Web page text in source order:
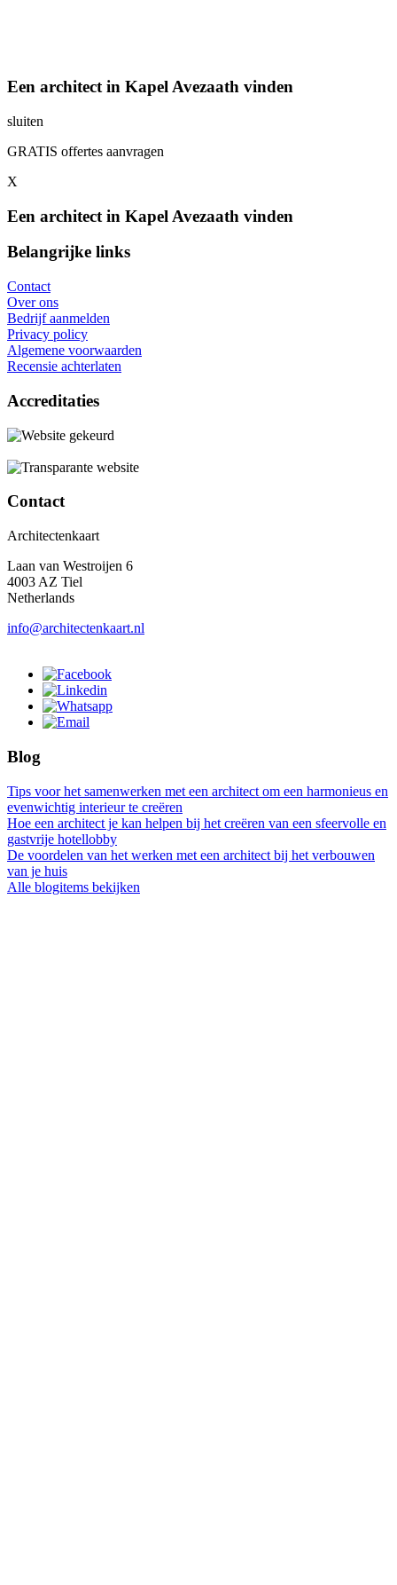
Een architect in Kapel Avezaath vinden
sluiten
GRATIS offertes aanvragen
X
Een architect in Kapel Avezaath vinden
Belangrijke links
Contact
Over ons
Bedrijf aanmelden
Privacy policy
Algemene voorwaarden
Recensie achterlaten
Accreditaties
Contact
Architectenkaart
Laan van Westroijen 6
4003 AZ Tiel
Netherlands
info@architectenkaart.nl
Blog
Tips voor het samenwerken met een architect om een harmonieus en
evenwichtig interieur te creëren
Hoe een architect je kan helpen bij het creëren van een sfeervolle en
gastvrije hotellobby
De voordelen van het werken met een architect bij het verbouwen
van je huis
Alle blogitems bekijken